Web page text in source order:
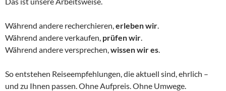
Während andere recherchieren,erleben wir.
Während andere verkaufen, prüfen wir.
Während andere versprechen,wissen wir es.
So entstehen Reiseempfehlungen, die aktuell sind, ehrlich –
und zu Ihnen passen. Ohne Aufpreis. Ohne Umwege.